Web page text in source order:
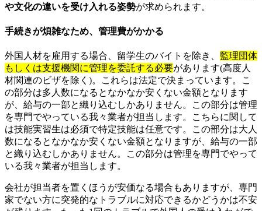
や文化の違いを受け入れる姿勢が求められます。
手続きが煩雑なため、管理費がかかる
外国人材を雇用する場合、留学生のバイトを除き、 監理団体
もしくは支援機関に管理を委託する必要があります(高度人
材関連のビザを除く)。これらは法定で決まっています。こ
の部分は多人数になるとなかなか安くない金額となります
が、給与の一部と織り込むしかありません。この部分は管理
を専門でやっている我々業者が担当します。こちらに関して
は技能実習生は必須で特定技能は任意です。この部分は大人
数になるとなかなか安くない金額となりますが、給与の一部
と織り込むしかありません。この部分は管理を専門でやって
いる我々業者が担当します。
会社が担当者を置くほうが安価なる場合もありますが、専門
家でない方に突発的なトラブルに対応できるかどうかは不安